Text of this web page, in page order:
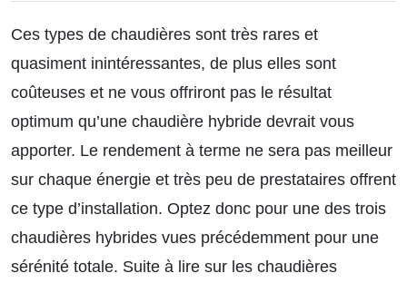
Ces types de chaudières sont très rares et
quasiment inintéressantes, de plus elles sont
coûteuses et ne vous offriront pas le résultat
optimum qu’une chaudière hybride devrait vous
apporter. Le rendement à terme ne sera pas meilleur
sur chaque énergie et très peu de prestataires offrent
ce type d’installation. Optez donc pour une des trois
chaudières hybrides vues précédemment pour une
sérénité totale. Suite à lire sur les chaudières